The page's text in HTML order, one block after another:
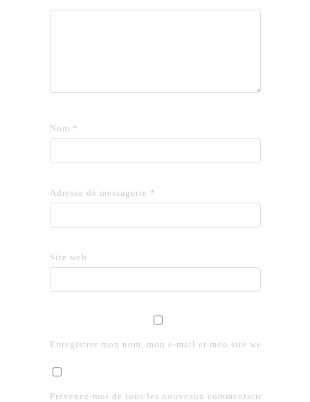
Nom *
Adresse de messagerie *
Site web
Enregistrer mon nom, mon e-mail et mon site web dans le
Prévenez-moi de tous les nouveaux commentaires par e-